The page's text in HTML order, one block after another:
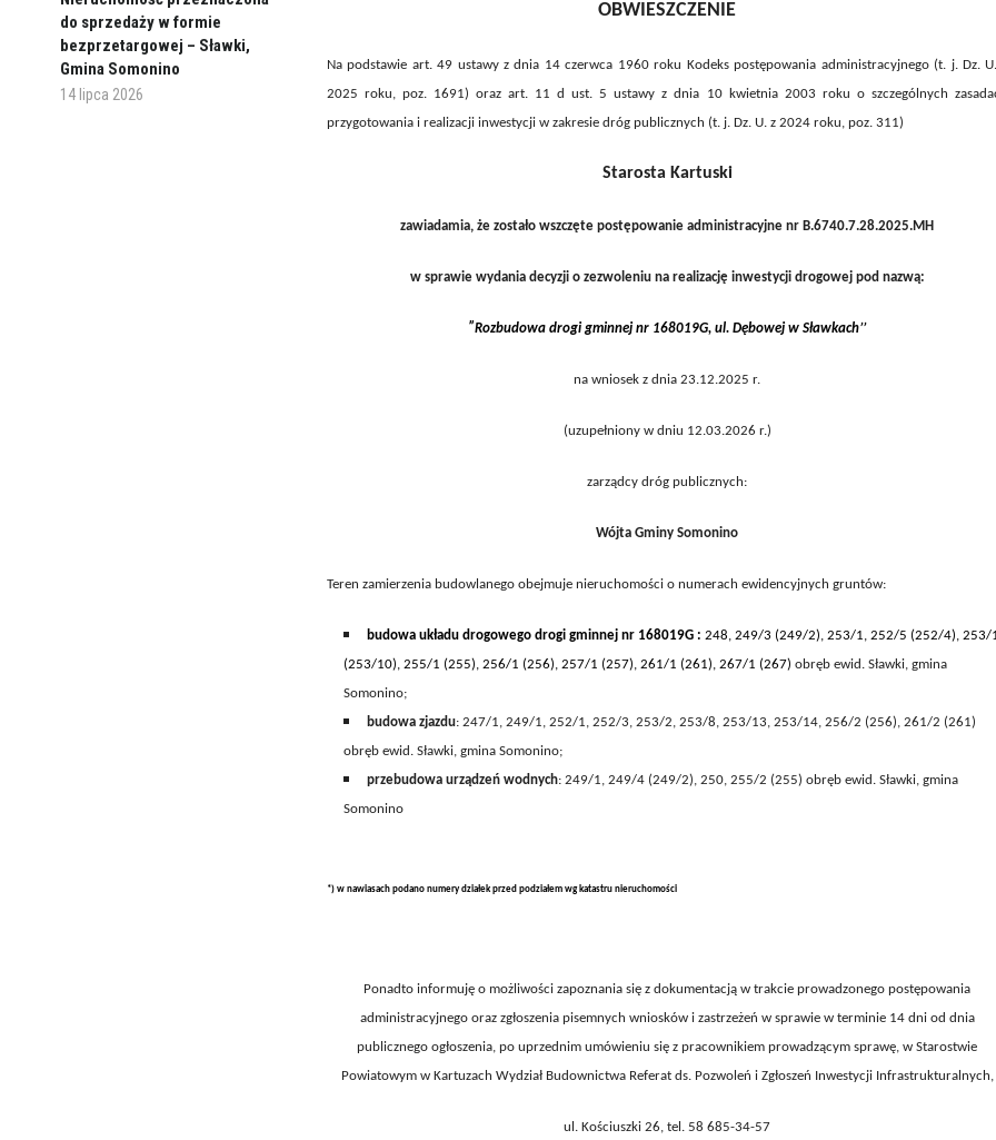
do sprzedaży w formie
bezprzetargowej – Sławki,
Gmina Somonino
14 lipca 2026
OBWIESZCZENIE
Na podstawie art. 49 ustawy z dnia 14 czerwca 1960 roku Kodeks postępowania administracyjnego (t. j. Dz.
2025 roku, poz. 1691) oraz art. 11 d ust. 5 ustawy z dnia 10 kwietnia 2003 roku o szczególnych
przygotowania i realizacji inwestycji w zakresie dróg publicznych (t. j. Dz. U. z 2024 roku, poz. 311)
Starosta Kartuski
zawiadamia, że zostało wszczęte postępowanie administracyjne nr B.6740.7.28.2025.MH
w sprawie wydania decyzji o zezwoleniu na realizację inwestycji drogowej pod nazwą:
’’Rozbudowa drogi gminnej nr 168019G, ul. Dębowej w Sławkach’’
na wniosek z dnia 23.12.2025 r.
(uzupełniony w dniu 12.03.2026 r.)
zarządcy dróg publicznych:
Wójta Gminy Somonino
Teren zamierzenia budowlanego obejmuje nieruchomości o numerach ewidencyjnych gruntów:
budowa układu drogowego drogi gminnej nr 168019G: 248, 249/3 (249/2), 253/1, 252/5 (252/4), 253/
(253/10), 255/1 (255), 256/1 (256), 257/1 (257), 261/1 (261), 267/1 (267) obręb ewid. Sławki, gmina
Somonino;
budowa zjazdu: 247/1, 249/1, 252/1, 252/3, 253/2, 253/8, 253/13, 253/14, 256/2 (256), 261/2 (261)
obręb ewid. Sławki, gmina Somonino;
przebudowa urządzeń wodnych: 249/1, 249/4 (249/2), 250, 255/2 (255) obręb ewid. Sławki, gmina
Somonino
*) w nawiasach podano numery działek przed podziałem wg katastru nieruchomości
Ponadto informuję o możliwości zapoznania się z dokumentacją w trakcie prowadzonego postępowania
administracyjnego oraz zgłoszenia pisemnych wniosków i zastrzeżeń w sprawie w terminie 14 dni od dnia
publicznego ogłoszenia,po uprzednim umówieniu się z pracownikiem prowadzącym sprawę, w Starostwie
Powiatowym w Kartuzach Wydział Budownictwa Referat ds. Pozwoleń i Zgłoszeń Inwestycji Infrastrukturalnych,
ul.Kościuszki 26, tel. 58685-34-57